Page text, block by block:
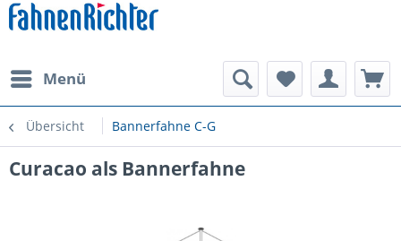
Menü
Übersicht Bannerfahne C-G
Curacao als Bannerfahne